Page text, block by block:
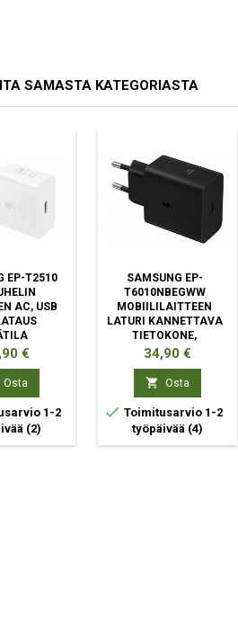
SAMASTA KATEGORIASTA
EP-T2510
AC, USB
€
Osta
1-2
(2)
SAMSUNG EP-
T6010NBEGWW
MOBIILILAITTEEN
LATURI KANNETTAVA
TIETOKONE,
ÄLYPUHELIN,
TABLETTI MUSTA AC
PIKALATAUS
Hinta
34,90 €
 Osta
 Toimitusarvio 1-2
työpäivää (4)